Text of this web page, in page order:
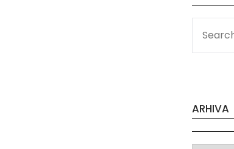
FOR:
ARHIVA